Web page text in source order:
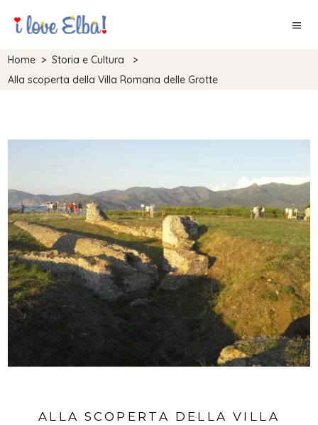
Home >Storia e Cultura
>
Alla scoperta della Villa Romana delle Grotte
ALLA SCOPERTA DELLA VILLA